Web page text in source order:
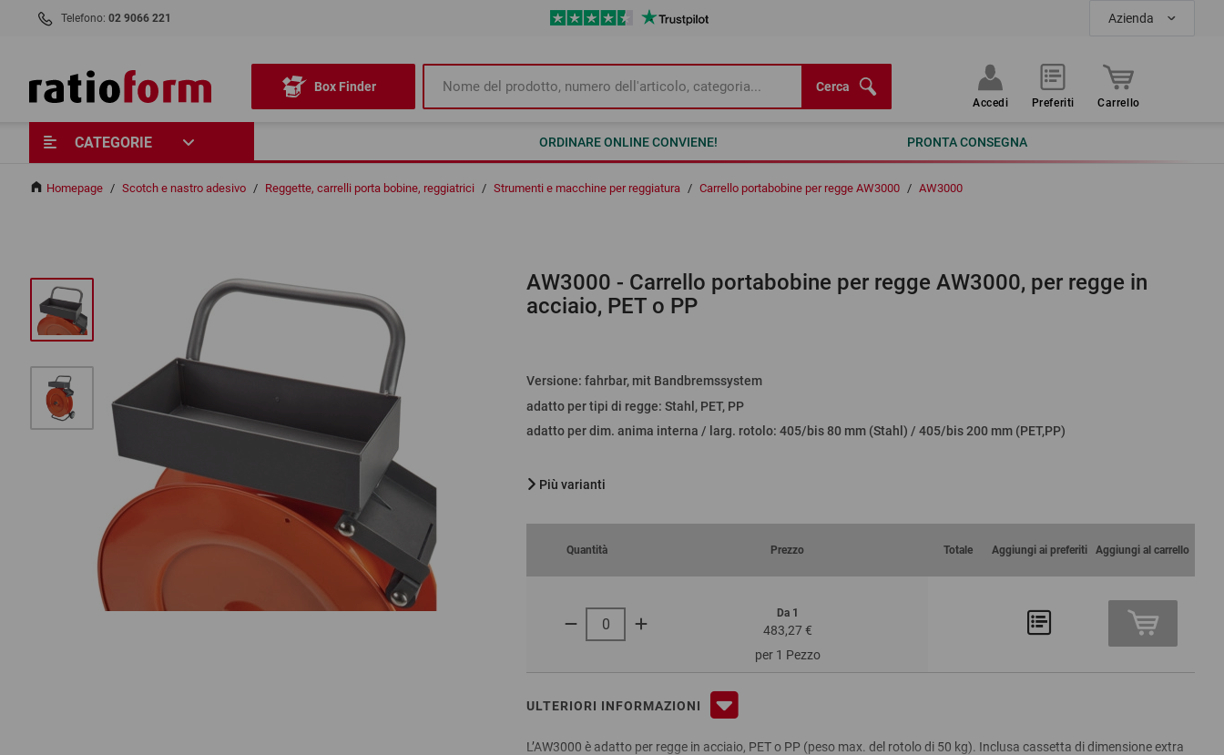
Telefono: 02 9066 221 Azienda
Box Finder Cerca
Accedi Preferiti Carrello
CATEGORIE ORDINARE ONLINE CONVIENE! PRONTA CONSEGNA
Homepage / Scotch e nastro adesivo / Reggette, carrelli porta bobine, reggiatrici / Strumenti e macchine per reggiatura / Carrello portabobine per regge AW3000 / AW3000
AW3000 - Carrello portabobine per regge AW3000, per regge in
acciaio, PET o PP
Versione: fahrbar, mit Bandbremssystem
adatto per tipi di regge: Stahl, PET, PP
adatto per dim. anima interna / larg. rotolo: 405/bis 80 mm (Stahl) / 405/bis 200 mm (PET,PP)
Più varianti
Quantità Prezzo Totale Aggiungi ai preferiti Aggiungi al carrello
Da 1
483,27 €
per 1 Pezzo
ULTERIORI INFORMAZIONI
L’AW3000 è adatto per regge in acciaio, PET o PP (peso max. del rotolo di 50 kg). Inclusa cassetta di dimensione extra